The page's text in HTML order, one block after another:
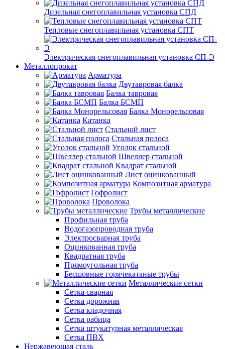
Дизельная снегоплавильная установка СПД
Тепловые снегоплавильная установка СПТ
Электрическая снегоплавильная установка СП-Э
Металлопрокат
Арматура
Двутавровая балка
Балка тавровая
Балка БСМП
Балка Монорельсовая
Катанка
Стальной лист
Стальная полоса
Уголок стальной
Швеллер стальной
Квадрат стальной
Лист оцинкованный
Композитная арматура
Гофролист
Проволока
Трубы металлические
Профильная труба
Водогазопроводная труба
Электросварная труба
Оцинкованная труба
Квадратная труба
Прямоугольная труба
Бесшовные горячекатаные трубы
Металлические сетки
Сетка сварная
Сетка дорожная
Сетка кладочная
Сетка рабица
Сетка штукатурная металлическая
Сетка ПВХ
Нержавеющая сталь